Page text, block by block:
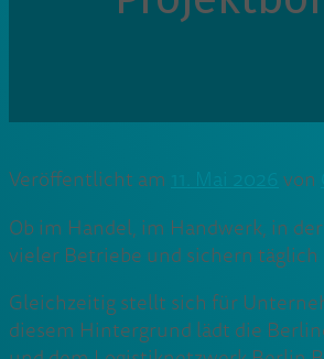
Veröffentlicht am 11. Mai 2026 von
Ob im Handel, im Handwerk, in
vieler Betriebe und sichern täglich
Gleichzeitig stellt sich für
diesem Hintergrund lädt die